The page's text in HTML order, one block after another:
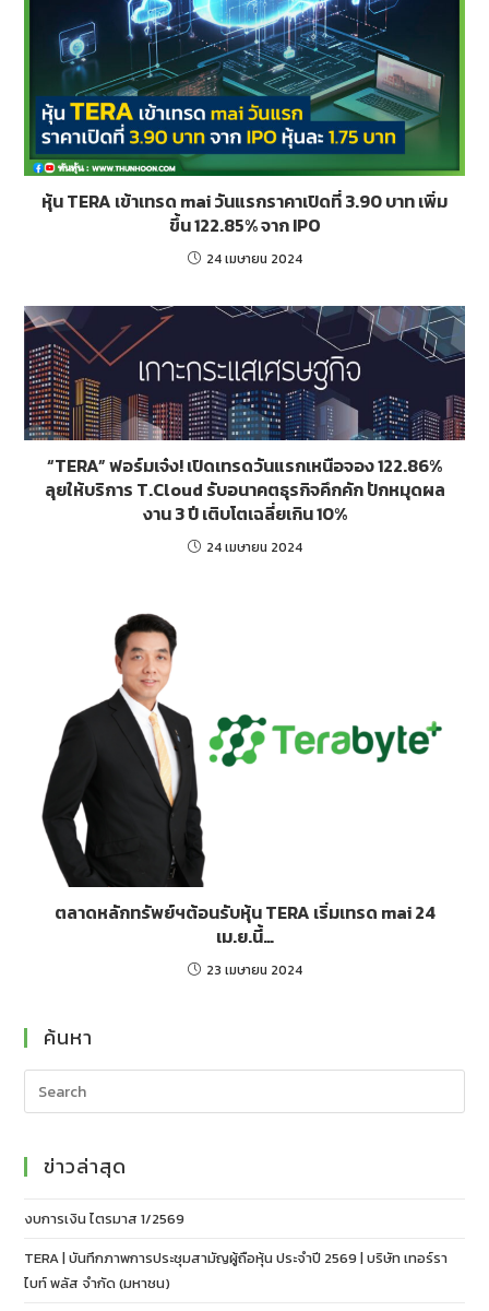
หุ้น TERA เข้าเทรด mai วันแรกราคาเปิดที่ 3.90 บาท เพิ่ม
ขึ้น 122.85% จาก IPO
24 เมษายน 2024
“TERA” ฟอร์มเจ๋ง! เปิดเทรดวันแรกเหนือจอง 122.86%
ลุยให้บริการ T.Cloud รับอนาคตธุรกิจคึกคัก ปักหมุดผล
งาน 3 ปี เติบโตเฉลี่ยเกิน 10%
24 เมษายน 2024
ตลาดหลักทรัพย์ฯต้อนรับหุ้น TERA เริ่มเทรด mai 24
เม.ย.นี้…
23 เมษายน 2024
ค้นหา
ข่าวล่าสุด
งบการเงิน ไตรมาส 1/2569
TERA | บันทึกภาพการประชุมสามัญผู้ถือหุ้น ประจำปี 2569 | บริษัท เทอร์รา
ไบท์ พลัส จำกัด (มหาชน)